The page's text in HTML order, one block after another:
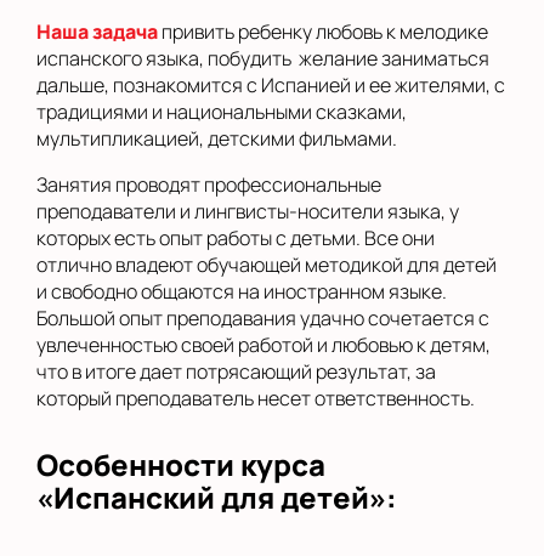
Наша задачапривить ребенку любовь к мелодике
испанского языка, побудить желание заниматься
дальше, познакомится с Испанией и ее жителями, с
традициями и национальными сказками,
мультипликацией, детскими фильмами.
Занятия проводят профессиональные
преподаватели и лингвисты-носители языка, у
которых есть опыт работы с детьми. Все они
отлично владеют обучающей методикой для детей
и свободно общаются на иностранном языке.
Большой опыт преподавания удачно сочетается с
увлеченностью своей работой и любовью к детям,
что в итоге дает потрясающий результат, за
который преподаватель несет ответственность.
Особенности курса
«Испанский для детей»: